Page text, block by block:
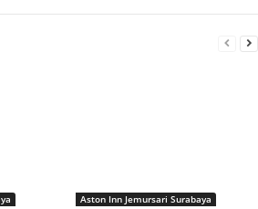
Aston Inn Jemursari Surabaya